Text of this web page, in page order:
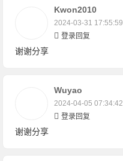
Kwon2010
2024-03-31 17:55:59
登录回复
谢谢分享
Wuyao
2024-04-05 07:34:42
登录回复
谢谢分享